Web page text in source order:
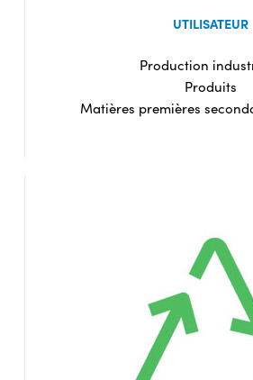
UTILISATEUR
Production
Produits
Matières premières